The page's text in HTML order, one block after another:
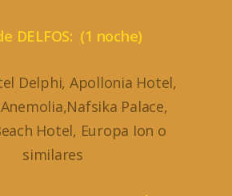
DELFOS: (1 noche)
Delphi, Apollonia Hotel,
Palace,
Hotel, Europa Ion o
similares